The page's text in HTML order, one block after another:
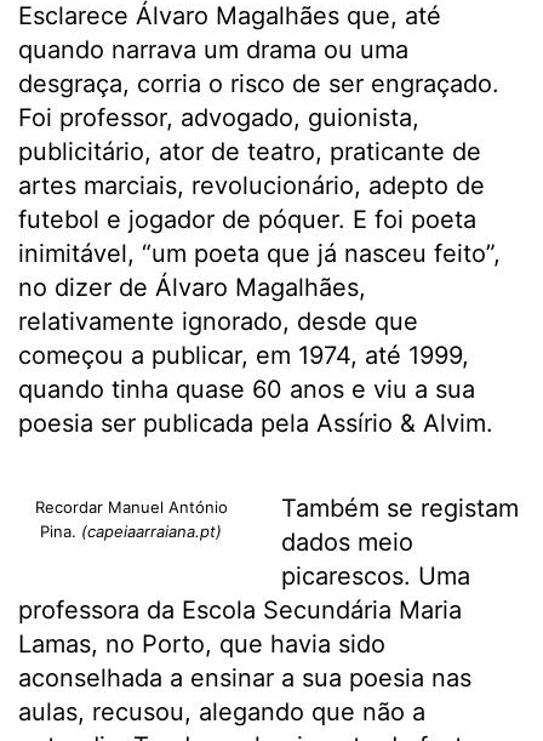
Esclarece Álvaro Magalhães que, até
quando narrava um drama ou uma
desgraça, corria o risco de ser engraçado.
Foi professor, advogado, guionista,
publicitário, ator de teatro, praticante de
artes marciais, revolucionário, adepto de
futebol e jogador de póquer. E foi poeta
inimitável, “um poeta que já nasceu feito”,
no dizer de Álvaro Magalhães,
relativamente ignorado, desde que
começou a publicar, em 1974, até 1999,
quando tinha quase 60 anos e viu a sua
poesia ser publicada pela Assírio & Alvim.
Recordar Manuel António
Pina. (capeiaarraiana.pt)
Também se registam
dados meio
picarescos. Uma
professora da Escola Secundária Maria
Lamas, no Porto, que havia sido
aconselhada a ensinar a sua poesia nas
aulas, recusou, alegando que não a